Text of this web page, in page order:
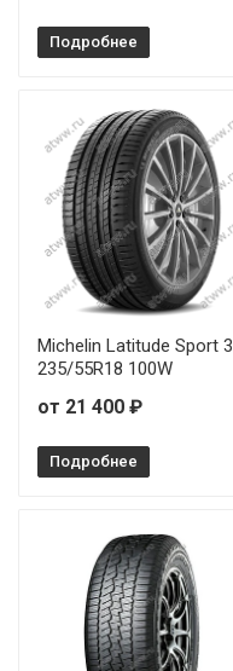
Подробнее
Michelin Latitude Sport 3
235/55R18 100W
от 21 400 ₽
Подробнее